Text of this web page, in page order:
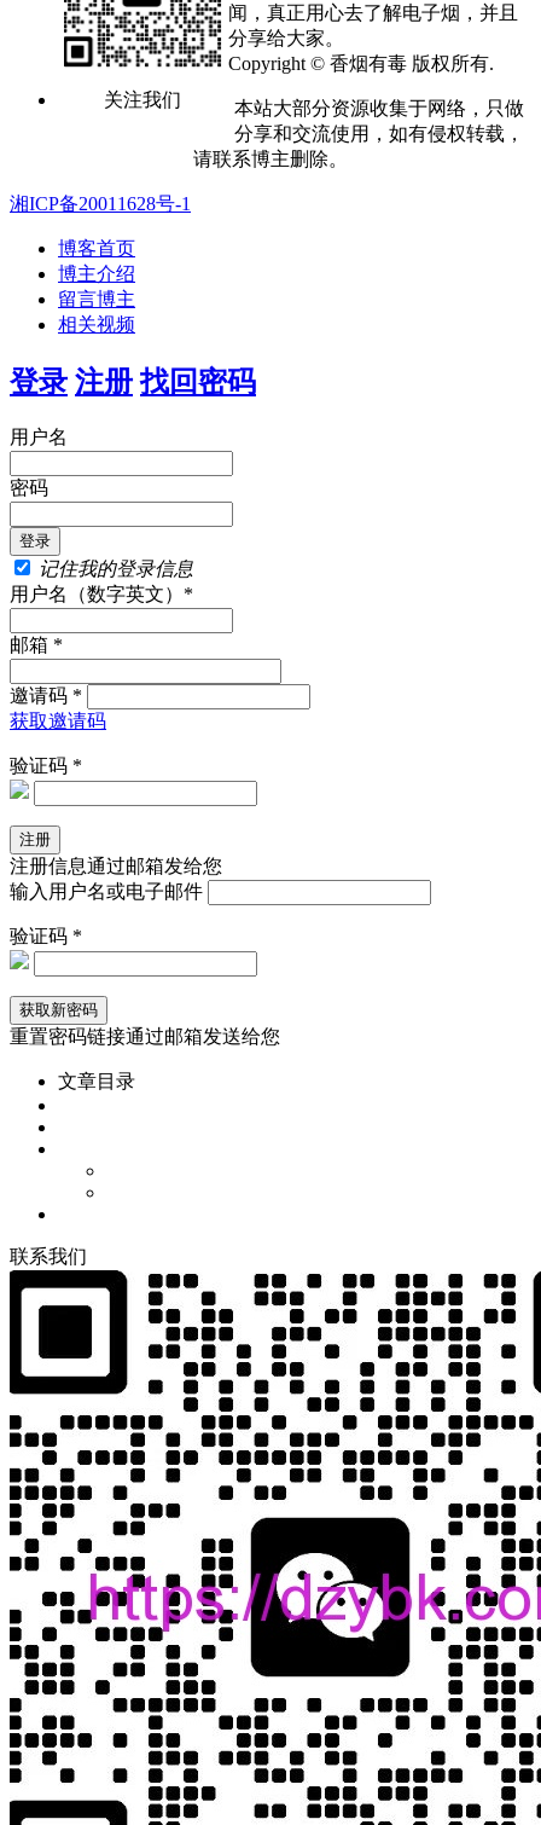
关注我们
闻，真正用心去了解电子烟，并且
分享给大家。
Copyright © 香烟有毒 版权所有.
本站大部分资源收集于网络，只做
分享和交流使用，如有侵权转载，
请联系博主删除。
湘ICP备20011628号-1
博客首页
博主介绍
留言博主
相关视频
登录 注册 找回密码
用户名
密码
记住我的登录信息
用户名（数字英文）*
邮箱 *
邀请码 *
获取邀请码
验证码 *
注册信息通过邮箱发给您
输入用户名或电子邮件
验证码 *
重置密码链接通过邮箱发送给您
文章目录
联系我们